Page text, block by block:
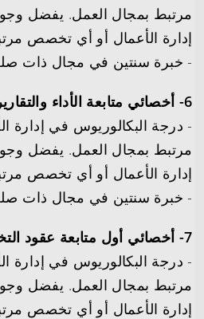
مرتبط بمجال العمل. يفضل
إدارة الأعمال أو أي تخصص
­- خبرة سنتين في مجال ذات
6- أخصائي متابعة الأداء والتقارير:
­- درجة البكالوريوس في إدارة
مرتبط بمجال العمل. يفضل
إدارة الأعمال أو أي تخصص
­- خبرة سنتين في مجال ذات
7- أخصائي أول متابعة عقود التخصيص للقطاعات:
­- درجة البكالوريوس في إدارة
مرتبط بمجال العمل. يفضل
إدارة الأعمال أو أي تخصص